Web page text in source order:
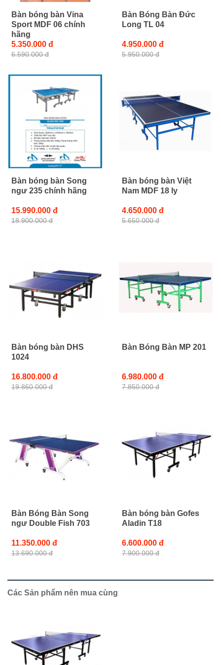
Bàn bóng bàn Vina
Sport MDF 06 chính
hãng
5.350.000 đ
6.590.000 đ
Bàn Bóng Bàn Đức
Long TL 04
4.950.000 đ
5.950.000 đ
Bàn bóng bàn Song
ngư 235 chính hãng
15.990.000 đ
18.900.000 đ
Bàn bóng bàn Việt
Nam MDF 18 ly
4.650.000 đ
5.650.000 đ
Bàn bóng bàn DHS
1024
16.800.000 đ
19.860.000 đ
Bàn Bóng Bàn MP 201
6.980.000 đ
7.850.000 đ
Bàn Bóng Bàn Song
ngư Double Fish 703
11.350.000 đ
13.690.000 đ
Bàn bóng bàn Gofes
Aladin T18
6.600.000 đ
7.900.000 đ
Các Sản phẩm nên mua cùng